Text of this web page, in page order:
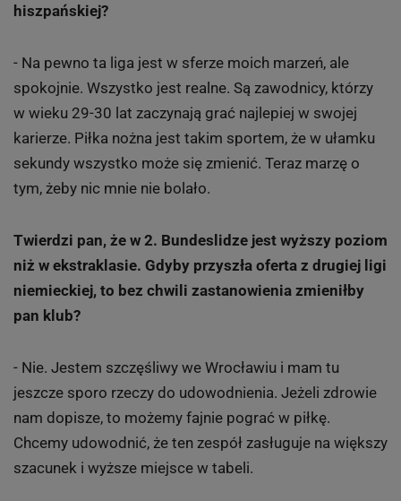
hiszpańskiej?
- Na pewno ta liga jest w sferze moich marzeń, ale
spokojnie. Wszystko jest realne. Są zawodnicy, którzy
w wieku 29-30 lat zaczynają grać najlepiej w swojej
karierze. Piłka nożna jest takim sportem, że w ułamku
sekundy wszystko może się zmienić. Teraz marzę o
tym, żeby nic mnie nie bolało.
Twierdzi pan, że w 2. Bundeslidze jest wyższy poziom
niż w ekstraklasie. Gdyby przyszła oferta z drugiej ligi
niemieckiej, to bez chwili zastanowienia zmieniłby
pan klub?
- Nie. Jestem szczęśliwy we Wrocławiu i mam tu
jeszcze sporo rzeczy do udowodnienia. Jeżeli zdrowie
nam dopisze, to możemy fajnie pograć w piłkę.
Chcemy udowodnić, że ten zespół zasługuje na większy
szacunek i wyższe miejsce w tabeli.